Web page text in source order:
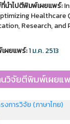
นำไปตีพิมพ์เผยแพร์:
Healthcare
Research,
ผยแพร์:1 ม.ค. 2513
วิจัยตีพิมพ์เผยแ
งการวิจัย (ภาษาไทย)